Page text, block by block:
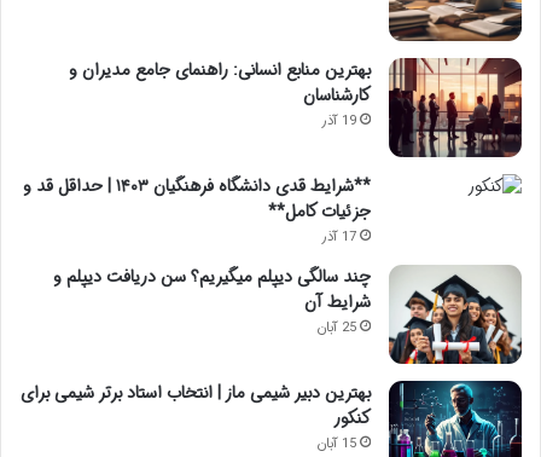
بهترین منابع انسانی: راهنمای جامع مدیران و
کارشناسان
19 آذر
**شرایط قدی دانشگاه فرهنگیان ۱۴۰۳ | حداقل قد و
جزئیات کامل**
17 آذر
چند سالگی دیپلم میگیریم؟ سن دریافت دیپلم و
شرایط آن
25 آبان
بهترین دبیر شیمی ماز | انتخاب استاد برتر شیمی برای
کنکور
15 آبان